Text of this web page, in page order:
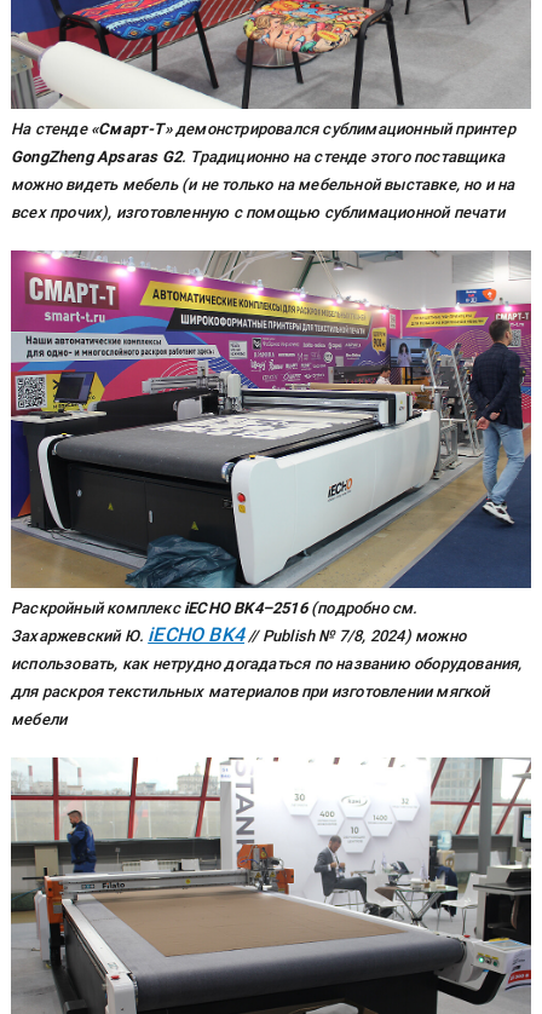
На стенде «Смарт-Т»демонстрировался сублимационный принтер
GongZheng Apsaras G2. Традиционно на стенде этого поставщика
можно видеть мебель (и не только на мебельной выставке, но и на
всех прочих), изготовленную с помощью сублимационной печати
Раскройный комплекс iECHO BK4–2516(подробно см.
Захаржевский Ю. iECHO BK4// Publish № 7/8, 2024) можно
использовать, как нетрудно догадаться по названию оборудования,
для раскроя текстильных материалов при изготовлении мягкой
мебели